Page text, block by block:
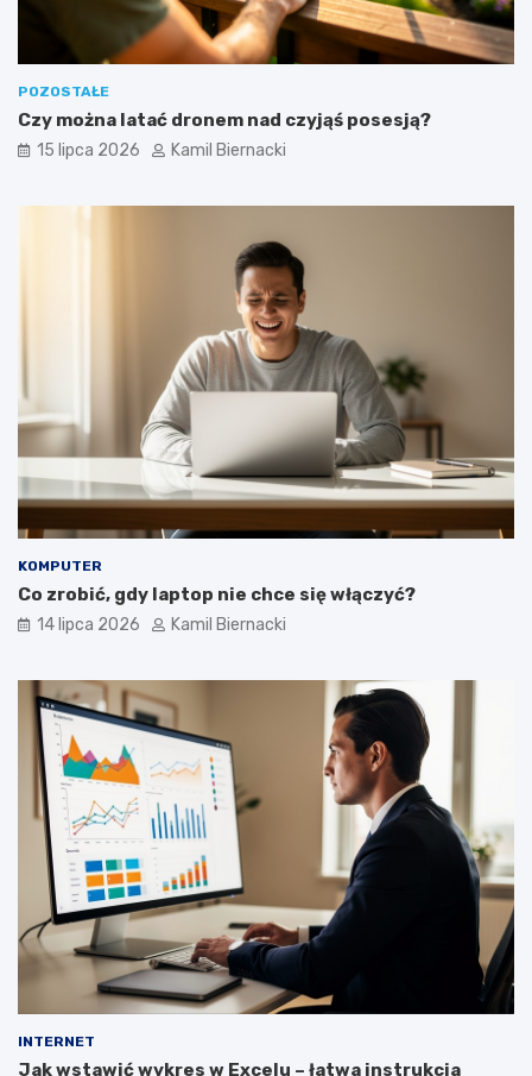
POZOSTAŁE
Czy można latać dronem nad czyjąś posesją?
15 lipca 2026 Kamil Biernacki
KOMPUTER
Co zrobić, gdy laptop nie chce się włączyć?
14 lipca 2026 Kamil Biernacki
INTERNET
Jak wstawić wykres w Excelu – łatwa instrukcja